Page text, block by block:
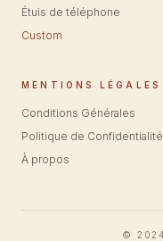
Étuis de téléphone
Custom
MENTIONS LÉGALES
Conditions Générales
Politique de Confidentialité
À propos
©